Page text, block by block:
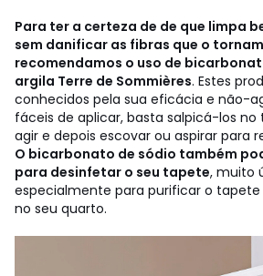
Para ter a certeza de de que limpa
sem danificar as fibras que o
recomendamos o uso de
argila Terre de Sommières. Estes
conhecidos pela sua eficácia e não-
fáceis de aplicar, basta salpicá-los no
agir e depois escovar ou aspirar para
O bicarbonato de sódio também
para desinfetar o seu tapete, muito
especialmente para purificar o
no seu quarto.